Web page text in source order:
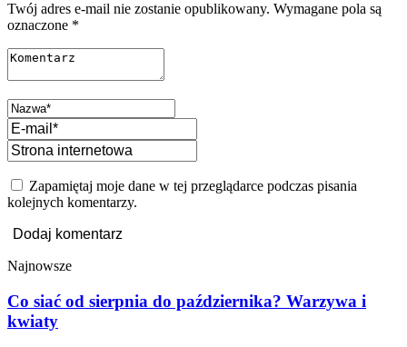
Twój adres e-mail nie zostanie opublikowany. Wymagane pola są
oznaczone *
Zapamiętaj moje dane w tej przeglądarce podczas pisania
kolejnych komentarzy.
Najnowsze
Co siać od sierpnia do października? Warzywa i
kwiaty